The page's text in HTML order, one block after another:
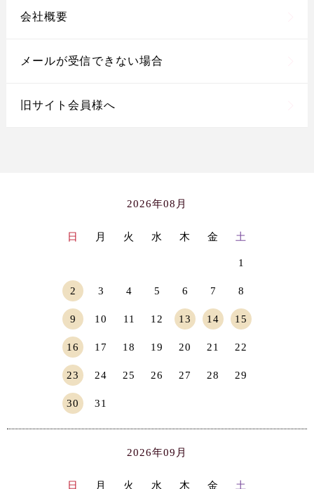
会社概要
メールが受信できない場合
旧サイト会員様へ
2026年08月
日 月 火 水 木 金 土
1
2 3 4 5 6 7 8
9 10 11 12 13 14 15
16 17 18 19 20 21 22
23 24 25 26 27 28 29
30 31
2026年09月
日 月 火 水 木 金 土